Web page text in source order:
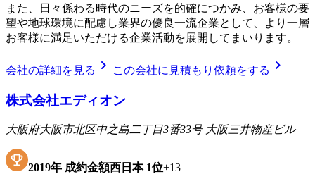
また、日々係わる時代のニーズを的確につかみ、お客様の要
望や地球環境に配慮し業界の優良一流企業として、より一層
お客様に満足いただける企業活動を展開してまいります。
会社の詳細を見る chevron_right この会社に見積もり依頼をする chevron_right
株式会社エディオン
大阪府大阪市北区中之島二丁目3番33号 大阪三井物産ビル
2019年 成約金額西日本 1位+13